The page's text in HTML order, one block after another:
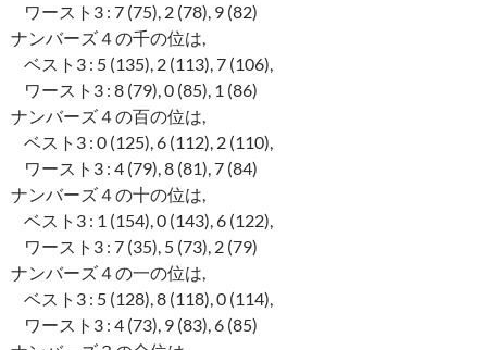
ワースト3 : 7 (75), 2 (78), 9 (82)
ナンバーズ４の千の位は,
ベスト3 : 5 (135), 2 (113), 7 (106),
ワースト3 : 8 (79), 0 (85), 1 (86)
ナンバーズ４の百の位は,
ベスト3 : 0 (125), 6 (112), 2 (110),
ワースト3 : 4 (79), 8 (81), 7 (84)
ナンバーズ４の十の位は,
ベスト3 : 1 (154), 0 (143), 6 (122),
ワースト3 : 7 (35), 5 (73), 2 (79)
ナンバーズ４の一の位は,
ベスト3 : 5 (128), 8 (118), 0 (114),
ワースト3 : 4 (73), 9 (83), 6 (85)